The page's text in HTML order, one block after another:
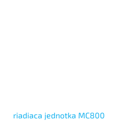
riadiaca jednotka MC800